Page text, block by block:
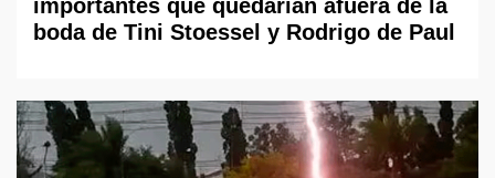
importantes que quedarían afuera de la
boda de Tini Stoessel y Rodrigo de Paul